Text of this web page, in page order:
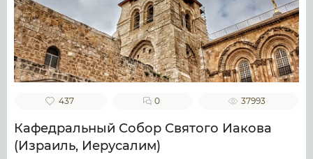
437 0 37993
Кафедральный Собор Святого Иакова
(Израиль, Иерусалим)